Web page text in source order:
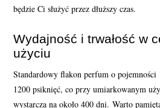
będzie Ci służyć przez dłuższy czas.
Wydajność i trwałość w
użyciu
Standardowy flakon perfum o pojemności
1200 psiknięć, co przy umiarkowanym
wystarcza na około 400 dni. Warto